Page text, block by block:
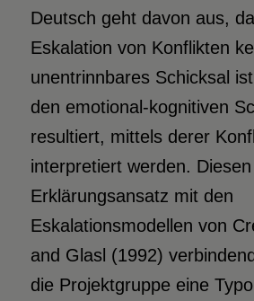
Deutsch geht davon aus,
Eskalation von Konflikten
unentrinnbares Schicksal
den emotional-kognitiven
resultiert, mittels derer
interpretiert werden. Diesen
Erklärungsansatz mit den
Eskalationsmodellen von
and Glasl (1992)
die Projektgruppe eine